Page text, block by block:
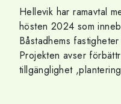
Hellevik har ramavtal
hösten 2024 som
Båstadhems
Projekten avser
tillgänglighet